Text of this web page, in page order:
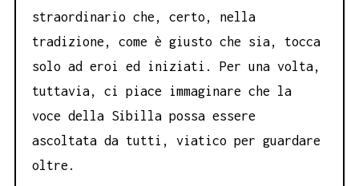
straordinario che, certo, nella
tradizione, come è giusto che sia, tocca
solo ad eroi ed iniziati. Per una volta,
tuttavia, ci piace immaginare che la
voce della Sibilla possa essere
ascoltata da tutti, viatico per guardare
oltre.